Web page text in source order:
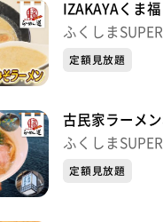
IZAKAYAくま福
ふくしま
定額見放題
古民家ラーメ
ふくしま
定額見放題